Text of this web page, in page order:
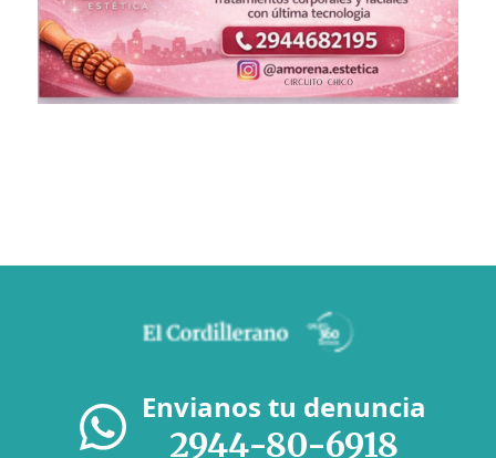
Envianos tu denuncia
2944-80-6918